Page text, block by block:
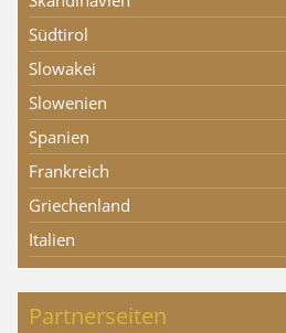
Südtirol
Slowakei
Slowenien
Spanien
Frankreich
Griechenland
Italien
Partnerseiten